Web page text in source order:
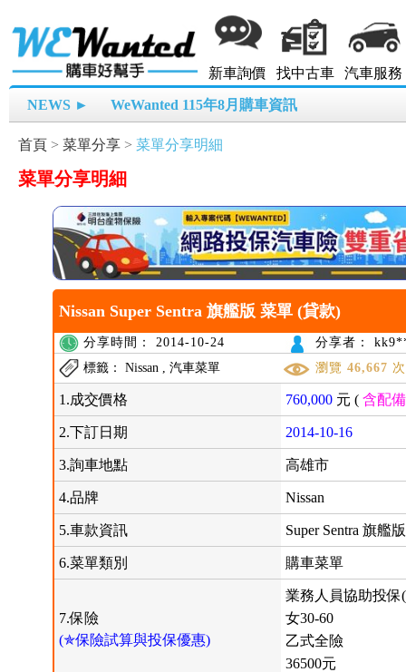
新車詢價 找中古車 汽車服務
NEWS ► WeWanted 115年8月購車資訊
首頁 > 菜單分享 > 菜單分享明細
菜單分享明細
Nissan Super Sentra 旗艦版 菜單 (貸款)
分享時間： 2014-10-24
分享者：
標籤： Nissan , 汽車菜單
瀏覽 46,667 次
1.成交價格 760,000 元 (含配備
2.下訂日期 2014-10-16
3.詢車地點 高雄市
4.品牌 Nissan
5.車款資訊 Super Sentra 旗艦版
6.菜單類別 購車菜單
7.保險
(✯保險試算與投保優惠)
業務人員協助投保
女30-60
乙式全險
36500元